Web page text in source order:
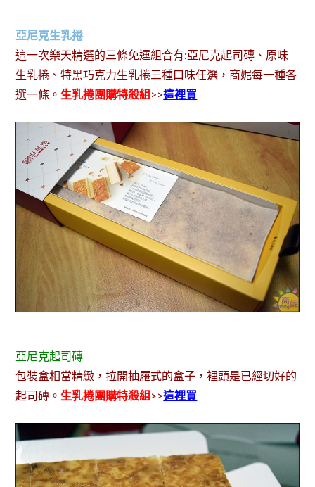
亞尼克生乳捲
這一次樂天精選的三條免運組合有:亞尼克起司磚、原味
生乳捲、特黑巧克力生乳捲三種口味任選，商妮每一種各
選一條。生乳捲團購特殺組 >>這裡買
亞尼克起司磚
包裝盒相當精緻，拉開抽屜式的盒子，裡頭是已經切好的
起司磚。生乳捲團購特殺組>>這裡買